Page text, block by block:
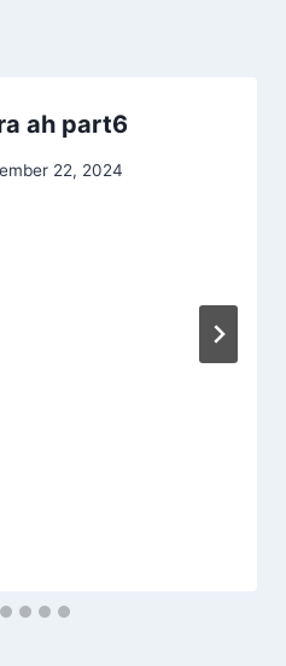
ah part6
22, 2024